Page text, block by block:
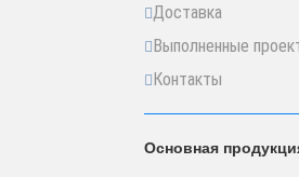
Доставка
Выполненные
Контакты
Основная